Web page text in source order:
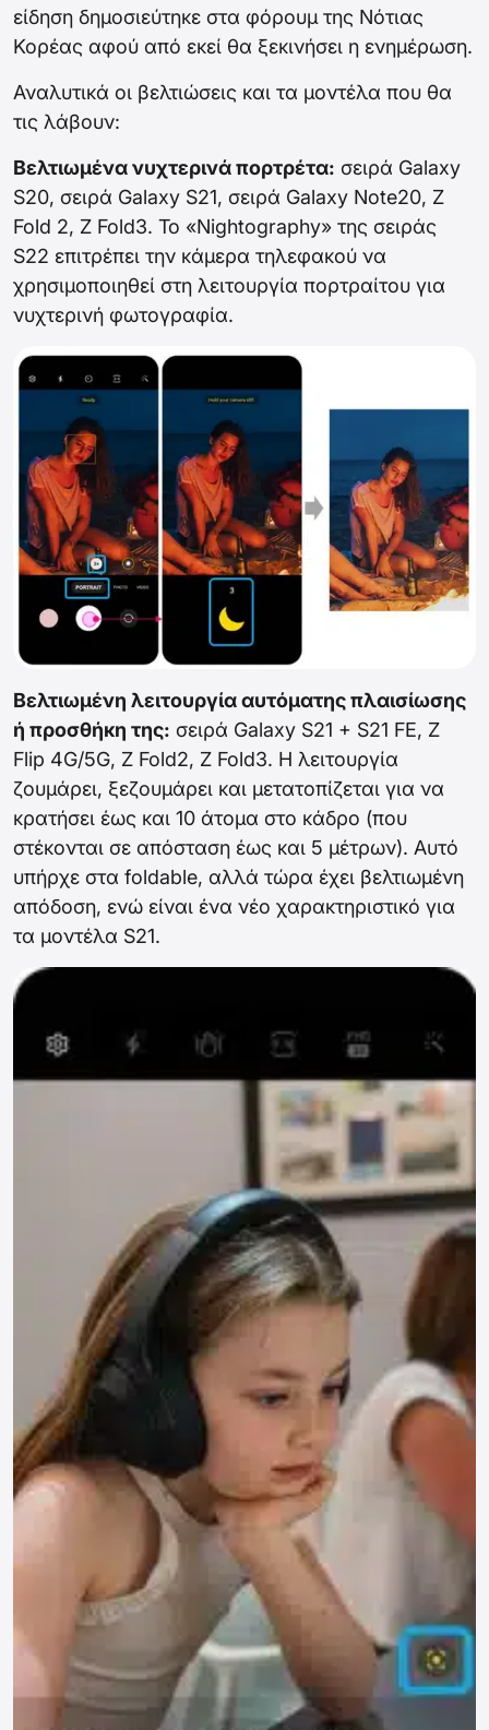
είδηση δημοσιεύτηκε στα φόρουμ της Νότιας
Κορέας αφού από εκεί θα ξεκινήσει η ενημέρωση.
Αναλυτικά οι βελτιώσεις και τα μοντέλα που θα
τις λάβουν:
Βελτιωμένα νυχτερινά πορτρέτα: σειρά Galaxy
S20, σειρά Galaxy S21, σειρά Galaxy Note20, Z
Fold 2, Z Fold3. Το «Nightography» της σειράς
S22 επιτρέπει την κάμερα τηλεφακού να
χρησιμοποιηθεί στη λειτουργία πορτραίτου για
νυχτερινή φωτογραφία.
Βελτιωμένη λειτουργία αυτόματης πλαισίωσης
ή προσθήκη της: σειρά Galaxy S21 + S21 FE, Z
Flip 4G/5G, Z Fold2, Z Fold3. Η λειτουργία
ζουμάρει, ξεζουμάρει και μετατοπίζεται για να
κρατήσει έως και 10 άτομα στο κάδρο (που
στέκονται σε απόσταση έως και 5 μέτρων). Αυτό
υπήρχε στα foldable, αλλά τώρα έχει βελτιωμένη
απόδοση, ενώ είναι ένα νέο χαρακτηριστικό για
τα μοντέλα S21.